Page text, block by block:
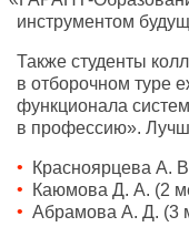
инструментом
Также студенты
в отборочном туре
функционала
в профессию».
Красноярцева А.
Каюмова Д. А. (2
Абрамова А. Д. (3